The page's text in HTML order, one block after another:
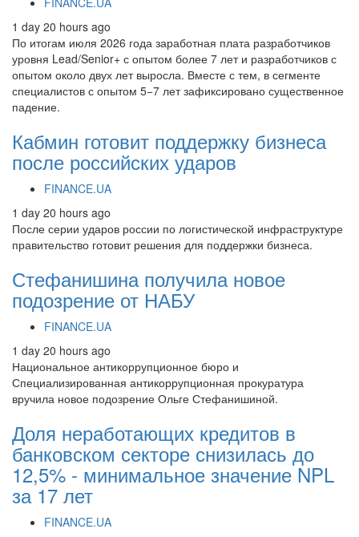
1 day 20 hours ago
По итогам июля 2026 года заработная плата разработчиков
уровня Lead/Senior+ с опытом более 7 лет и разработчиков с
опытом около двух лет выросла. Вместе с тем, в сегменте
специалистов с опытом 5−7 лет зафиксировано существенное
падение.
Кабмин готовит поддержку бизнеса
после российских ударов
FINANCE.UA
1 day 20 hours ago
После серии ударов россии по логистической инфраструктуре
правительство готовит решения для поддержки бизнеса.
Стефанишина получила новое
подозрение от НАБУ
FINANCE.UA
1 day 20 hours ago
Национальное антикоррупционное бюро и
Специализированная антикоррупционная прокуратура
вручила новое подозрение Ольге Стефанишиной.
Доля неработающих кредитов в
банковском секторе снизилась до
12,5% - минимальное значение NPL
за 17 лет
FINANCE.UA